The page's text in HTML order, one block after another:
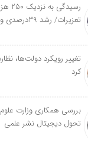
تعزیرات/ رشد 39درصدی وصول جرایم
تغییر رویکرد دولت‌ها،
کرد
بررسی همکاری وزارت علوم
تحول دیجیتال نشر علمی